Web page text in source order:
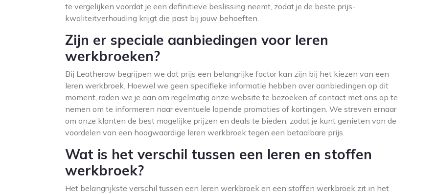
te vergelijken voordat je een definitieve beslissing neemt, zodat je de beste prijs-
kwaliteitverhouding krijgt die past bij jouw behoeften.
Zijn er speciale aanbiedingen voor leren
werkbroeken?
Bij Leatheraw begrijpen we dat prijs een belangrijke factor kan zijn bij het kiezen van een
leren werkbroek. Hoewel we geen specifieke informatie hebben over aanbiedingen op dit
moment, raden we je aan om regelmatig onze website te bezoeken of contact met ons op te
nemen om te informeren naar eventuele lopende promoties of kortingen. We streven ernaar
om onze klanten de best mogelijke prijzen en deals te bieden, zodat je kunt genieten van de
voordelen van een hoogwaardige leren werkbroek tegen een betaalbare prijs.
Wat is het verschil tussen een leren en stoffen
werkbroek?
Het belangrijkste verschil tussen een leren werkbroek en een stoffen werkbroek zit in het